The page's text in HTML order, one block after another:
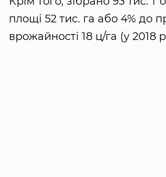
площі 52 тис. га або 4% до
врожайності 18 ц/га (у 2018